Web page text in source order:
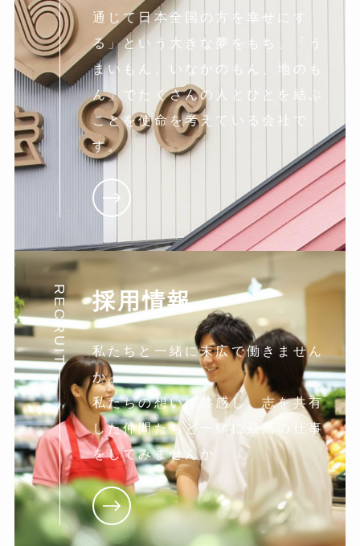
通じて日本全国の方を幸せにす
る」という大きな夢をもち、「う
まいもん、いなかのもん、地のも
ん」でたくさんの人とひとを結ぶ
ことを使命を考えている会社で
す。
RECRUIT 採用情報
私たちと一緒に末広で働きません
か。
私たちの想いに共感し。志を共有
した仲間たちと一緒に最高の仕事
をしてみませんか